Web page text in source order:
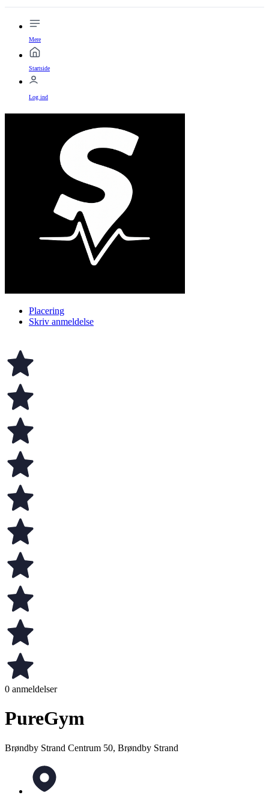
Mere
Startside
Log ind
Placering
Skriv anmeldelse
0 anmeldelser
PureGym
Brøndby Strand Centrum 50, Brøndby Strand